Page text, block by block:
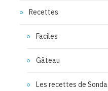
Recettes
Faciles
Gâteau
Les recettes de Sonda